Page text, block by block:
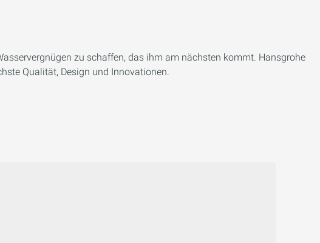
zu schaffen, das ihm am nächsten kommt. Hansgrohe
Qualität, Design und Innovationen.